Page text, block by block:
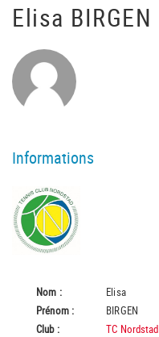
Elisa BIRGEN
Informations
Nom :
Elisa
Prénom :
BIRGEN
Club :
TC Nordstad